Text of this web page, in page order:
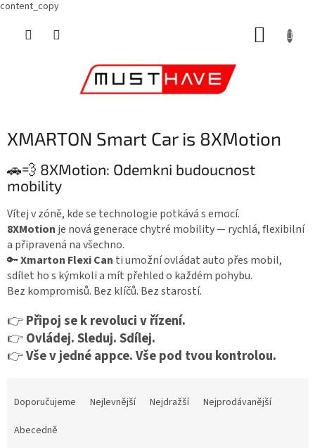
content_copy
XMARTON Smart Car is 8XMotion
🚗💨 8XMotion: Odemkni budoucnost
mobility
Vítej v zóně, kde se technologie potkává s emocí.
8XMotion je nová generace chytré mobility — rychlá, flexibilní
a připravená na všechno.
🔑Xmarton Flexi Can ti umožní ovládat auto přes mobil,
sdílet ho s kýmkoli a mít přehled o každém pohybu.
Bez kompromisů. Bez klíčů. Bez starostí.
👉Připoj se k revoluci v řízení.
👉Ovládej. Sleduj. Sdílej.
👉Vše v jedné appce. Vše pod tvou kontrolou.
Doporučujeme Nejlevnější Nejdražší
Nejprodávanější
Abecedně